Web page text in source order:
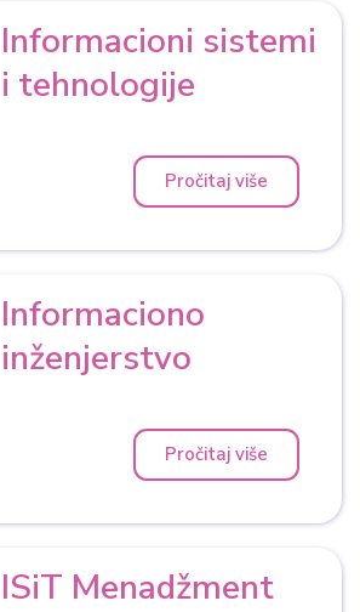
Informacioni sistemi
i tehnologije
Pročitaj više
Informaciono
inženjerstvo
Pročitaj više
ISiT Menadžment